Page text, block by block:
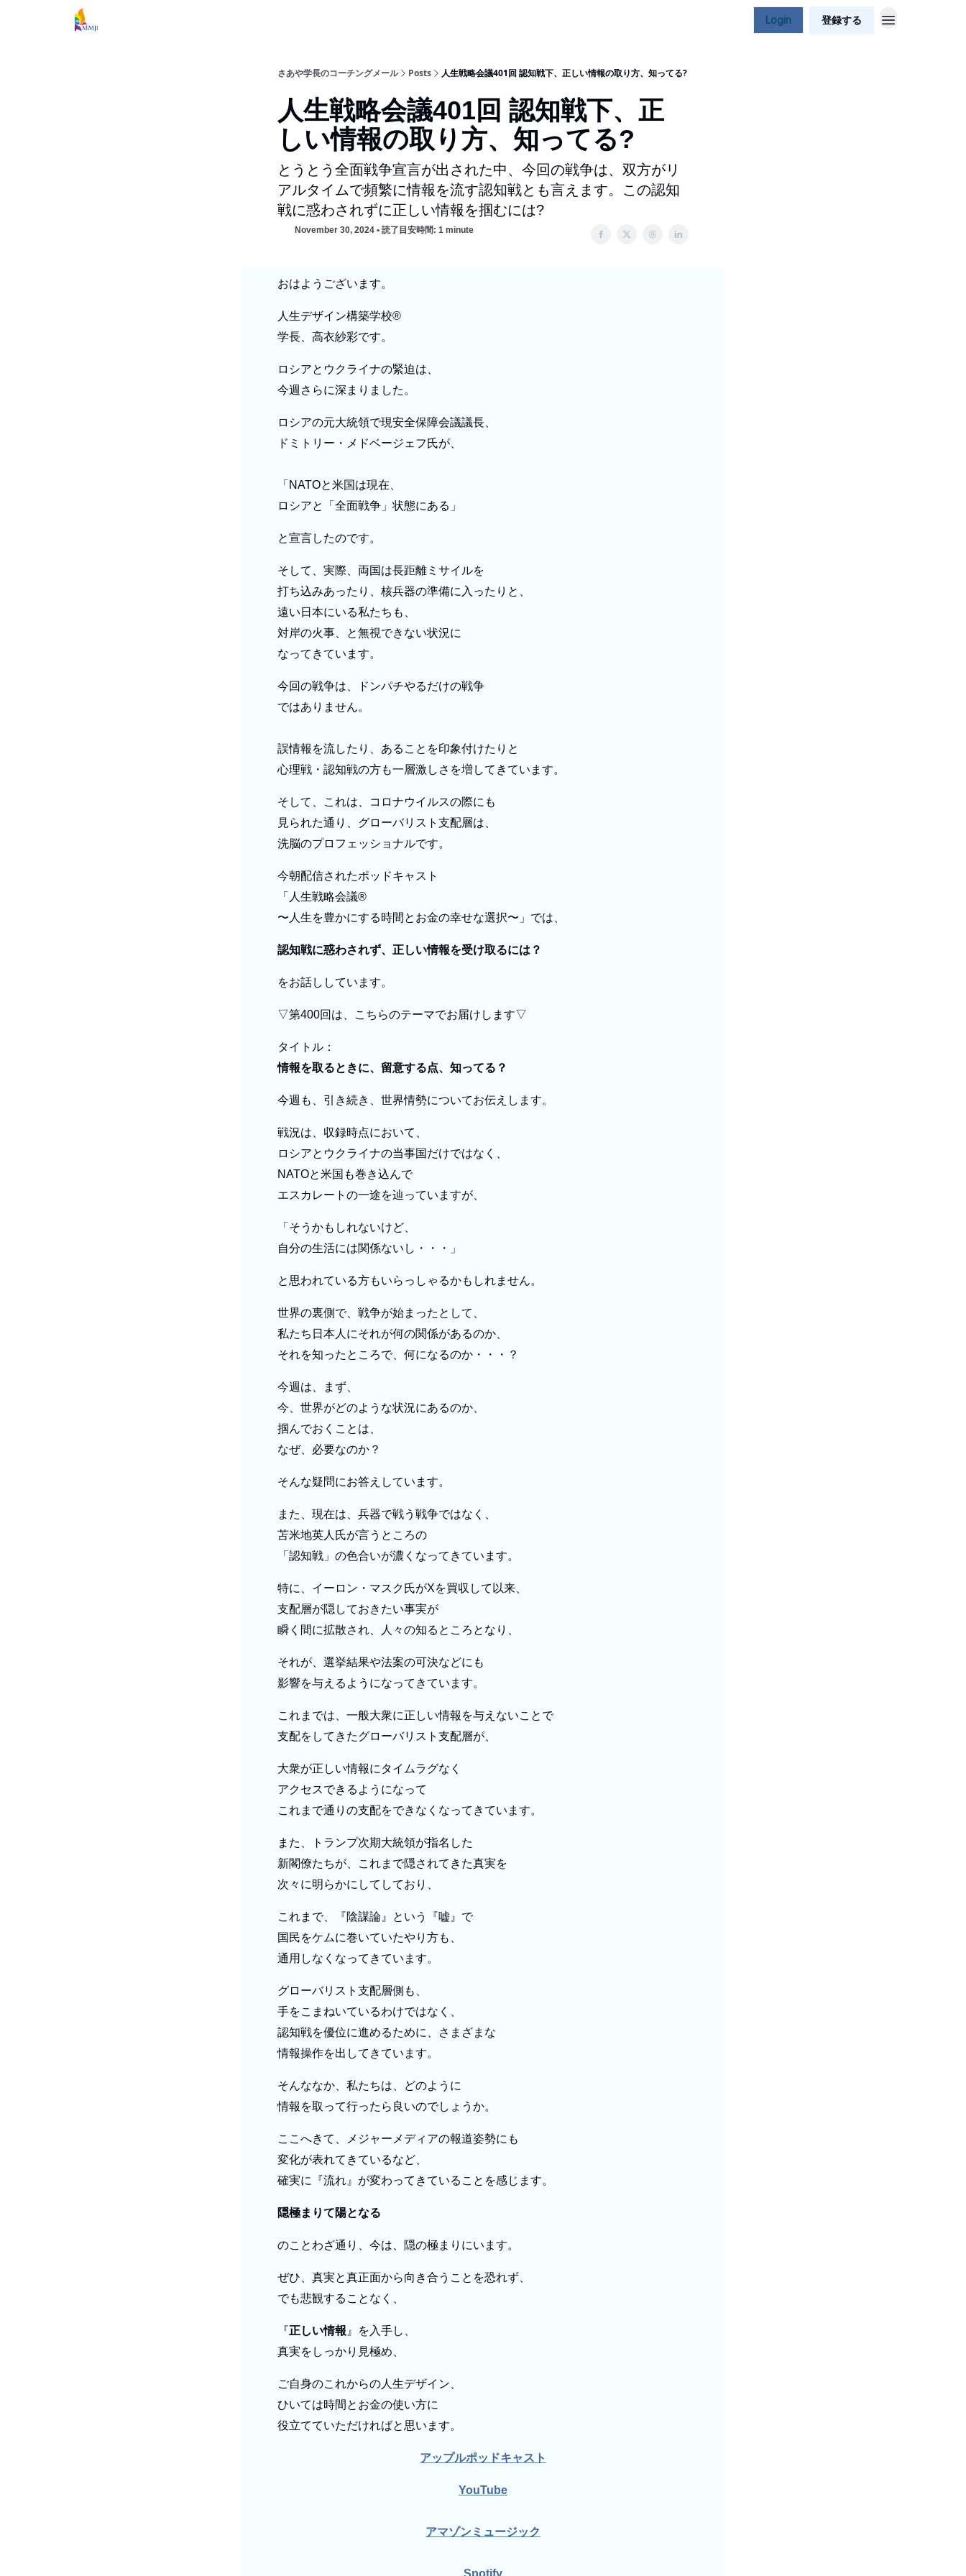
Login 登録する
さあや学長のコーチングメール Posts 人生戦略会議401回 認知戦下、正しい情報の取り方、知ってる?
人生戦略会議401回 認知戦下、正
しい情報の取り方、知ってる?
とうとう全面戦争宣言が出された中、今回の戦争は、双方がリ
アルタイムで頻繁に情報を流す認知戦とも言えます。この認知
戦に惑わされずに正しい情報を掴むには?
November 30, 2024 • 読了目安時間: 1 minute
おはようございます。
人生デザイン構築学校®︎
学長、高衣紗彩です。
ロシアとウクライナの緊迫は、
今週さらに深まりました。
ロシアの元大統領で現安全保障会議議長、
ドミトリー・メドベージェフ氏が、
「NATOと米国は現在、
ロシアと「全面戦争」状態にある」
と宣言したのです。
そして、実際、両国は長距離ミサイルを
打ち込みあったり、核兵器の準備に入ったりと、
遠い日本にいる私たちも、
対岸の火事、と無視できない状況に
なってきています。
今回の戦争は、ドンパチやるだけの戦争
ではありません。
誤情報を流したり、あることを印象付けたりと
心理戦・認知戦の方も一層激しさを増してきています。
そして、これは、コロナウイルスの際にも
見られた通り、グローバリスト支配層は、
洗脳のプロフェッショナルです。
今朝配信されたポッドキャスト
「人生戦略会議®︎
〜人生を豊かにする時間とお金の幸せな選択〜」では、
認知戦に惑わされず、正しい情報を受け取るには？
をお話ししています。
▽第400回は、こちらのテーマでお届けします▽
タイトル：
情報を取るときに、留意する点、知ってる？
今週も、引き続き、世界情勢についてお伝えします。
戦況は、収録時点において、
ロシアとウクライナの当事国だけではなく、
NATOと米国も巻き込んで
エスカレートの一途を辿っていますが、
「そうかもしれないけど、
自分の生活には関係ないし・・・」
と思われている方もいらっしゃるかもしれません。
世界の裏側で、戦争が始まったとして、
私たち日本人にそれが何の関係があるのか、
それを知ったところで、何になるのか・・・？
今週は、まず、
今、世界がどのような状況にあるのか、
掴んでおくことは、
なぜ、必要なのか？
そんな疑問にお答えしています。
また、現在は、兵器で戦う戦争ではなく、
苫米地英人氏が言うところの
「認知戦」の色合いが濃くなってきています。
特に、イーロン・マスク氏がXを買収して以来、
支配層が隠しておきたい事実が
瞬く間に拡散され、人々の知るところとなり、
それが、選挙結果や法案の可決などにも
影響を与えるようになってきています。
これまでは、一般大衆に正しい情報を与えないことで
支配をしてきたグローバリスト支配層が、
大衆が正しい情報にタイムラグなく
アクセスできるようになって
これまで通りの支配をできなくなってきています。
また、トランプ次期大統領が指名した
新閣僚たちが、これまで隠されてきた真実を
次々に明らかにしてしており、
これまで、『陰謀論』という『嘘』で
国民をケムに巻いていたやり方も、
通用しなくなってきています。
グローバリスト支配層側も、
手をこまねいているわけではなく、
認知戦を優位に進めるために、さまざまな
情報操作を出してきています。
そんななか、私たちは、どのように
情報を取って行ったら良いのでしょうか。
ここへきて、メジャーメディアの報道姿勢にも
変化が表れてきているなど、
確実に『流れ』が変わってきていることを感じます。
隠極まりて陽となる
のことわざ通り、今は、隠の極まりにいます。
ぜひ、真実と真正面から向き合うことを恐れず、
でも悲観することなく、
『正しい情報 』を入手し、
真実をしっかり見極め、
ご自身のこれからの人生デザイン、
ひいては時間とお金の使い方に
役立てていただければと思います。
アップルポッドキャスト
YouTube
アマゾンミュージック
Spotify